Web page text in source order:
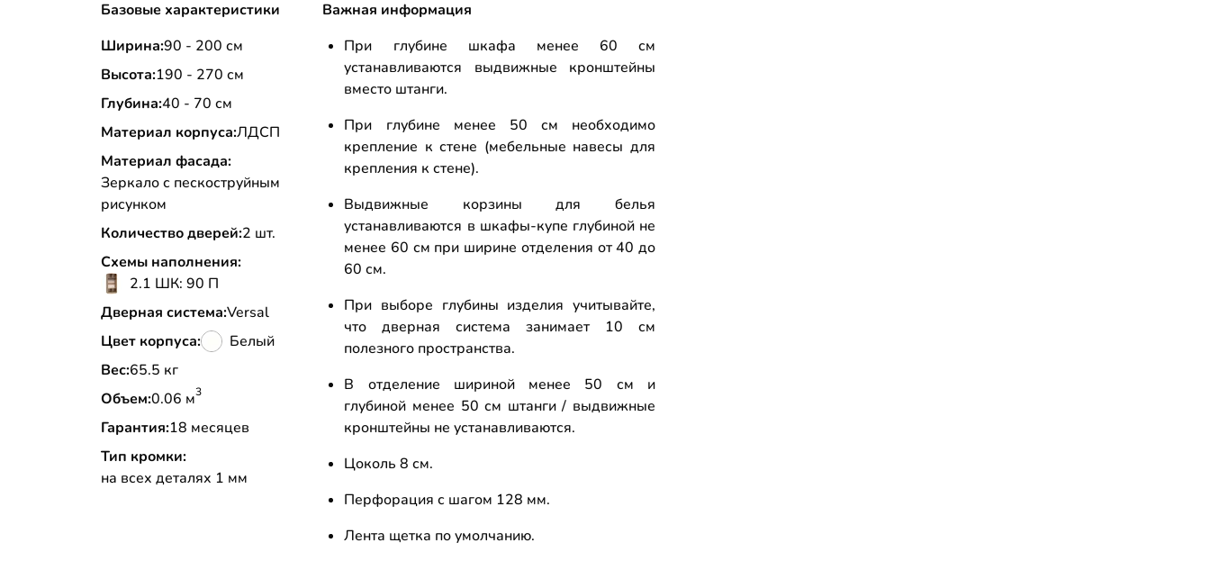
Базовые характеристики
Ширина:90 - 200 см
Высота:190 - 270 см
Глубина:40 - 70 см
Материал корпуса:ЛДСП
Материал фасада:
Зеркало с пескоструйным
рисунком
Количество дверей:2 шт.
Схемы наполнения:
2.1 ШК: 90 П
Дверная система:Versal
Цвет корпуса:
Белый
Вес:
65.5 кг
Объем:
0.06 м3
Гарантия:18 месяцев
Тип кромки:
на всех деталях 1 мм
Важная информация
При глубине шкафа менее 60 см
устанавливаются выдвижные кронштейны
вместо штанги.
При глубине менее 50 см необходимо
крепление к стене (мебельные навесы для
крепления к стене).
Выдвижные корзины для белья
устанавливаются в шкафы-купе глубиной не
менее 60 см при ширине отделения от 40 до
60 см.
При выборе глубины изделия учитывайте,
что дверная система занимает 10 см
полезного пространства.
В отделение шириной менее 50 см и
глубиной менее 50 см штанги / выдвижные
кронштейны не устанавливаются.
Цоколь 8 см.
Перфорация с шагом 128 мм.
Лента щетка по умолчанию.